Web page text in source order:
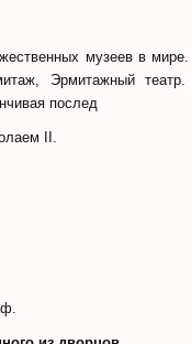
музеев в
Эрмитажный театр.
послед
II.